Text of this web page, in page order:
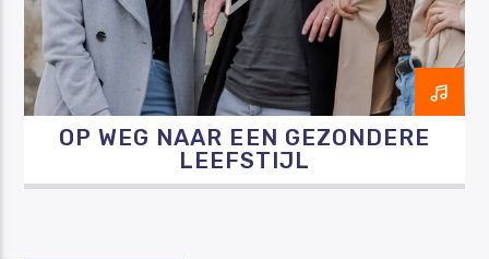
Luister RAZO online
OP WEG NAAR EEN GEZONDERE
LEEFSTIJL